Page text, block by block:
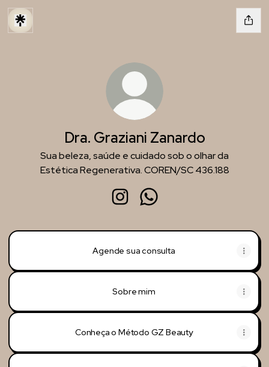
Dra. Graziani Zanardo
Sua beleza, saúde e cuidado sob o olhar da
Estética Regenerativa. COREN/SC 436.188
Agende sua consulta
Sobre mim
Conheça o Método GZ Beauty